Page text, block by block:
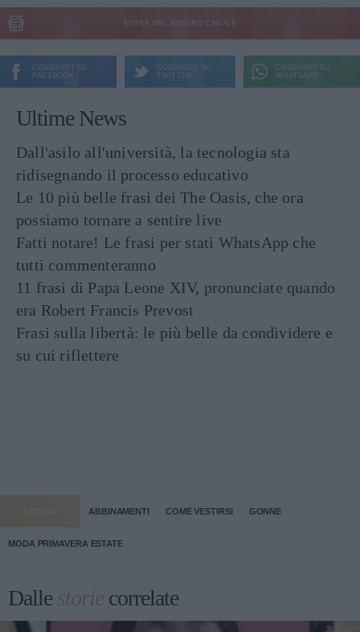
ENTRA NEL NOSTRO CANALE
CONDIVIDI SU
FACEBOOK
CONDIVIDI SU
TWITTER
CONDIVIDI SU
WHATSAPP
Ultime News
Dall'asilo all'università, la tecnologia sta
ridisegnando il processo educativo
Le 10 più belle frasi dei The Oasis, che ora
possiamo tornare a sentire live
Fatti notare! Le frasi per stati WhatsApp che
tutti commenteranno
11 frasi di Papa Leone XIV, pronunciate quando
era Robert Francis Prevost
Frasi sulla libertà: le più belle da condividere e
su cui riflettere
STORIA ABBINAMENTI COME VESTIRSI GONNE
MODA PRIMAVERA ESTATE
Dallestoriecorrelate